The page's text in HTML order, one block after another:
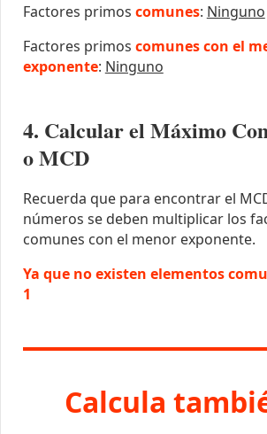
Factores primos comunes: Ninguno
Factores primos comunes con el
exponente: Ninguno
4. Calcular el Máximo
o MCD
Recuerda que para encontrar el
números se deben multiplicar los
comunes con el menor exponente.
Ya que no existen elementos
1
Calcula